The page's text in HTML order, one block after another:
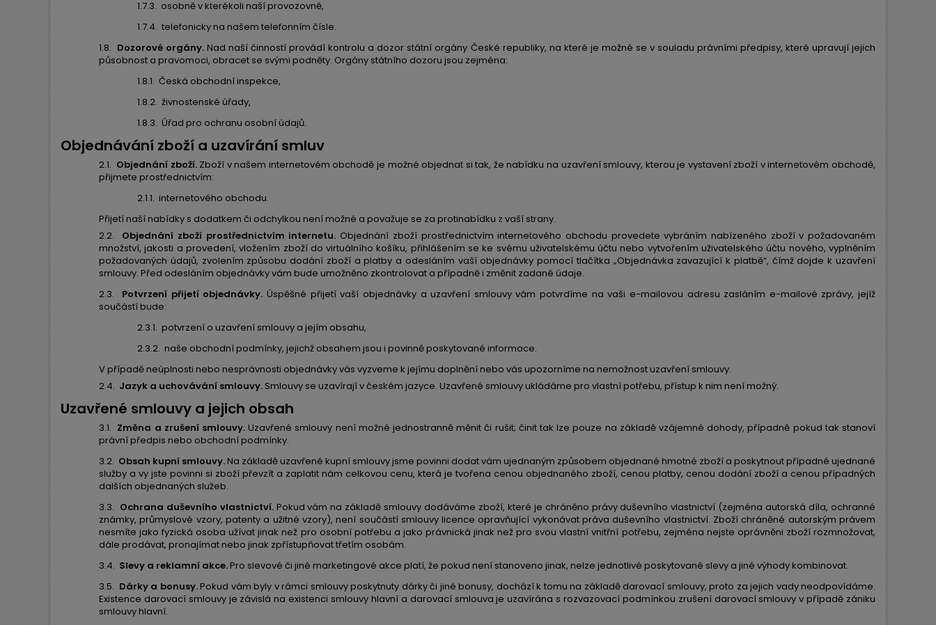
1.7.3. osobně v kterékoli naší provozovně,
1.7.4. telefonicky na našem telefonním čísle.
1.8. Dozorové orgány. Nad naší činností provádí kontrolu a dozor státní orgány České republiky, na které je možné se v souladu právními předpisy, které upravují jejich
působnost a pravomoci, obracet se svými podněty. Orgány státního dozoru jsou zejména:
1.8.1. Česká obchodní inspekce,
1.8.2. živnostenské úřady,
1.8.3. Úřad pro ochranu osobní údajů.
Objednávání zboží a uzavírání smluv
2.1. Objednání zboží.Zboží v našem internetovém obchodě je možné objednat si tak, že nabídku na uzavření smlouvy, kterou je vystavení zboží v internetovém obchodě,
přijmete prostřednictvím:
2.1.1. internetového obchodu.
Přijetí naší nabídky s dodatkem či odchylkou není možné a považuje se za protinabídku z vaší strany.
2.2. Objednání zboží prostřednictvím internetu. Objednání zboží prostřednictvím internetového obchodu provedete vybráním nabízeného zboží v požadovaném
množství, jakosti a provedení, vložením zboží do virtuálního košíku, přihlášením se ke svému uživatelskému účtu nebo vytvořením uživatelského účtu nového, vyplněním
požadovaných údajů, zvolením způsobu dodání zboží a platby a odesláním vaší objednávky pomocí tlačítka „Objednávka zavazující k platbě“, čímž dojde k uzavření
smlouvy. Před odesláním objednávky vám bude umožněno zkontrolovat a případně i změnit zadané údaje.
2.3. Potvrzení přijetí objednávky. Úspěšné přijetí vaší objednávky a uzavření smlouvy vám potvrdíme na vaši e-mailovou adresu zasláním e-mailové zprávy, jejíž
součástí bude:
2.3.1. potvrzení o uzavření smlouvy a jejím obsahu,
2.3.2. naše obchodní podmínky, jejichž obsahem jsou i povinně poskytované informace.
V případě neúplnosti nebo nesprávnosti objednávky vás vyzveme k jejímu doplnění nebo vás upozorníme na nemožnost uzavření smlouvy.
2.4. Jazyk a uchovávání smlouvy. Smlouvy se uzavírají v českém jazyce. Uzavřené smlouvy ukládáme pro vlastní potřebu, přístup k nim není možný.
Uzavřené smlouvy a jejich obsah
3.1. Změna a zrušení smlouvy. Uzavřené smlouvy není možné jednostranně měnit či rušit; činit tak lze pouze na základě vzájemné dohody, případně pokud tak stanoví
právní předpis nebo obchodní podmínky.
3.2. Obsah kupní smlouvy.Na základě uzavřené kupní smlouvy jsme povinni dodat vám ujednaným způsobem objednané hmotné zboží a poskytnout případné ujednané
služby a vy jste povinni si zboží převzít a zaplatit nám celkovou cenu, která je tvořena cenou objednaného zboží, cenou platby, cenou dodání zboží a cenou případných
dalších objednaných služeb.
3.3. Ochrana duševního vlastnictví.Pokud vám na základě smlouvy dodáváme zboží, které je chráněno právy duševního vlastnictví (zejména autorská díla, ochranné
známky, průmyslové vzory, patenty a užitné vzory), není součástí smlouvy licence opravňující vykonávat práva duševního vlastnictví. Zboží chráněné autorským právem
nesmíte jako fyzická osoba užívat jinak než pro osobní potřebu a jako právnická jinak než pro svou vlastní vnitřní potřebu, zejména nejste oprávněni zboží rozmnožovat,
dále prodávat, pronajímat nebo jinak zpřístupňovat třetím osobám.
3.4. Slevy a reklamní akce.Pro slevové či jiné marketingové akce platí, že pokud není stanoveno jinak, nelze jednotlivé poskytované slevy a jiné výhody kombinovat.
3.5. Dárky a bonusy.Pokud vám byly v rámci smlouvy poskytnuty dárky či jiné bonusy, dochází k tomu na základě darovací smlouvy, proto za jejich vady neodpovídáme.
Existence darovací smlouvy je závislá na existenci smlouvy hlavní a darovací smlouva je uzavírána s rozvazovací podmínkou zrušení darovací smlouvy v případě zániku
smlouvy hlavní.